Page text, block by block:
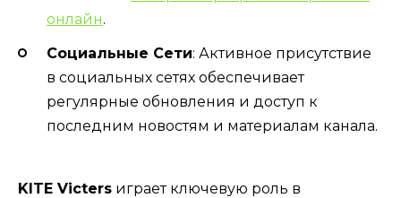
онлайн.
Социальные Сети: Активное присутствие
в социальных сетях обеспечивает
регулярные обновления и доступ к
последним новостям и материалам канала.
KITE Victers играет ключевую роль в